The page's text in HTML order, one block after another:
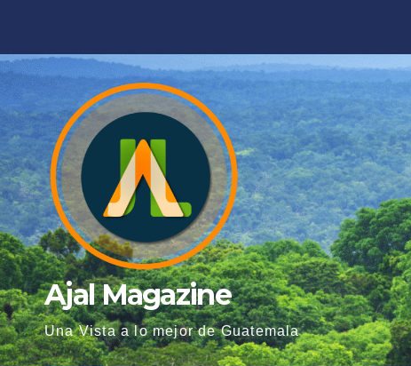
contenido
Ajal Magazine
Una Vista a lo mejor de Guatemala